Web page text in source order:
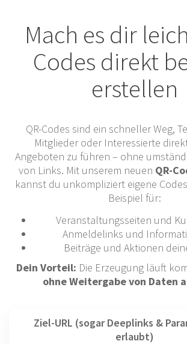
Mach es dir
Codes direkt
erstellen
QR-Codes sind ein schneller Weg,
Mitglieder oder Interessierte
Angeboten zu führen – ohne
von Links. Mit unserem neuen QR-
kannst du unkompliziert eigene
Beispiel für:
Veranstaltungsseiten und
Anmeldelinks und
Beiträge und Aktionen
Dein Vorteil: Die Erzeugung läuft
ohne Weitergabe von Daten
Ziel-URL (sogar Deeplinks &
erlaubt)